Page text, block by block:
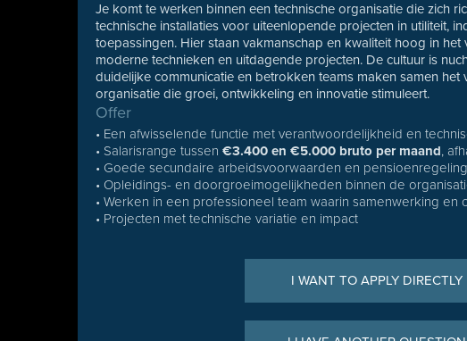
Je komt te werken binnen een technische organisatie die zich
technische installaties voor uiteenlopende projecten in utiliteit,
toepassingen. Hier staan vakmanschap en kwaliteit hoog in
moderne technieken en uitdagende projecten. De cultuur is
duidelijke communicatie en betrokken teams maken samen het
organisatie die groei, ontwikkeling en innovatie stimuleert.
Offer
• Een afwisselende functie met verantwoordelijkheid en
• Salarisrange tussen€3.400 en €5.000 bruto per maand,
• Goede secundaire arbeidsvoorwaarden en pensioenregeling
• Opleidings- en doorgroeimogelijkheden binnen de
• Werken in een professioneel team waarin samenwerking en
• Projecten met technische variatie en impact
I WANT TO APPLY DIRECTLY